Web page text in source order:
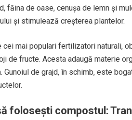
făina de oase, cenușa de lemn și
și stimulează creșterea plantelor.
mai populari fertilizatori naturali,
de fructe. Acesta adaugă materie
Gunoiul de grajd, în schimb, este
folosești compostul: